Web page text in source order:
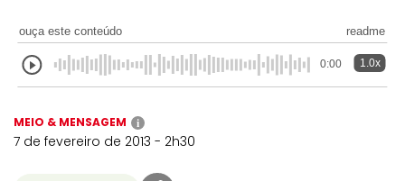
ouça este conteúdo readme
0:00 1.0x
MEIO & MENSAGEM i
7 de fevereiro de 2013 - 2h30